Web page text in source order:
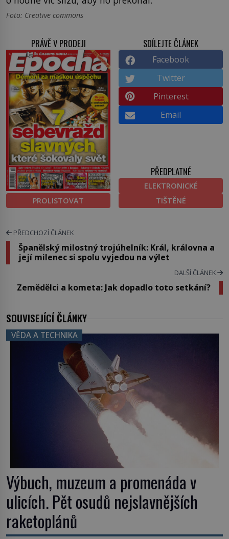
Foto: Creative commons
PRÁVĚ V PRODEJI
PROLISTOVAT
SDÍLEJTE ČLÁNEK
Facebook
Twitter
Pinterest
Email
PŘEDPLATNÉ
ELEKTRONICKÉ
TIŠTĚNÉ
PŘEDCHOZÍ ČLÁNEK
Španělský milostný trojúhelník: Král, královna a
její milenec si spolu vyjedou na výlet
DALŠÍ ČLÁNEK
Zemědělci a kometa: Jak dopadlo toto setkání?
SOUVISEJÍCÍ ČLÁNKY
VĚDA A TECHNIKA
Výbuch, muzeum a promenáda v
ulicích. Pět osudů nejslavnějších
raketoplánů